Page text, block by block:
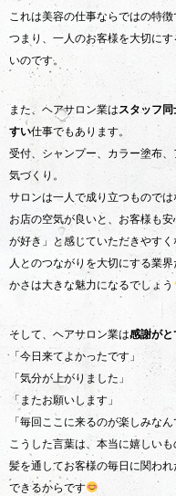
これは美容の仕事ならではの特徴
つまり、一人のお客様を大切に
いのです。
また、ヘアサロン業はスタッフ
すい仕事でもあります。
受付、シャンプー、カラー塗布
気づくり。
サロンは一人で成り立つもので
お店の空気が良いと、お客様も
が好き」と感じていただきやすく
人とのつながりを大切にする業
かさは大きな魅力になるでしょう
そして、ヘアサロン業は感謝がと
「今日来てよかったです」
「気分が上がりました」
「またお願いします」
「毎回ここに来るのが楽しみなん
こうした言葉は、本当に嬉しいも
髪を通してお客様の毎日に関わ
できるからです